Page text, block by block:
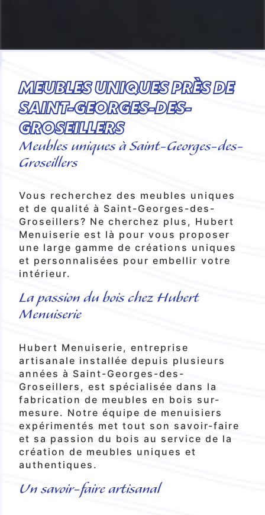
MEUBLES UNIQUES PRÈS DE
SAINT-GEORGES-DES-
GROSEILLERS
Meubles uniques à Saint-Georges-des-
Groseillers
Vous recherchez des meubles uniques
et de qualité à Saint-Georges-des-
Groseillers? Ne cherchez plus, Hubert
Menuiserie est là pour vous proposer
une large gamme de créations uniques
et personnalisées pour embellir votre
intérieur.
La passion du bois chez Hubert
Menuiserie
Hubert Menuiserie, entreprise
artisanale installée depuis plusieurs
années à Saint-Georges-des-
Groseillers, est spécialisée dans la
fabrication de meubles en bois sur-
mesure. Notre équipe de menuisiers
expérimentés met tout son savoir-faire
et sa passion du bois au service de la
création de meubles uniques et
authentiques.
Un savoir-faire artisanal